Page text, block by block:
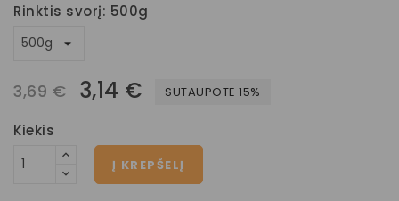
Rinktis svorį: 500g
3,69 € 3,14 € SUTAUPOTE 15%
Kiekis
Į KREPŠELĮ